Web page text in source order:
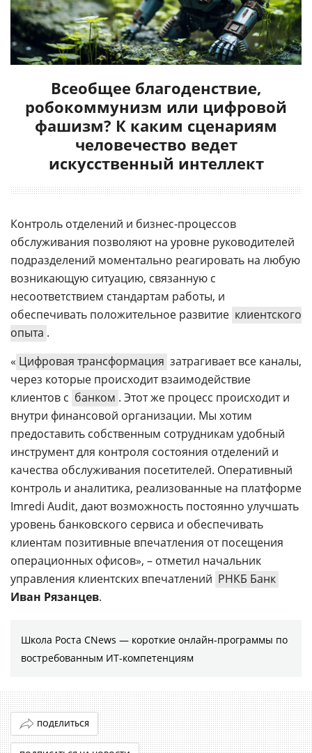
Всеобщее благоденствие,
робокоммунизм или цифровой
фашизм? К каким сценариям
человечество ведет
искусственный интеллект
Контроль отделений и бизнес-процессов
обслуживания позволяют на уровне руководителей
подразделений моментально реагировать на любую
возникающую ситуацию, связанную с
несоответствием стандартам работы, и
обеспечивать положительное развитие клиентского
опыта .
« Цифровая трансформация затрагивает все каналы,
через которые происходит взаимодействие
клиентов с банком . Этот же процесс происходит и
внутри финансовой организации. Мы хотим
предоставить собственным сотрудникам удобный
инструмент для контроля состояния отделений и
качества обслуживания посетителей. Оперативный
контроль и аналитика, реализованные на платформе
Imredi Audit, дают возможность постоянно улучшать
уровень банковского сервиса и обеспечивать
клиентам позитивные впечатления от посещения
операционных офисов», – отметил начальник
управления клиентских впечатлений РНКБ Банк
Иван Рязанцев.
Школа Роста CNews — короткие онлайн-программы по
востребованным ИТ-компетенциям
ПОДЕЛИТЬСЯ